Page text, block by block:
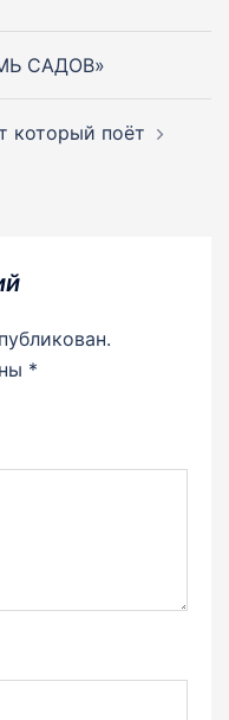
САДОВ»
который поёт
*